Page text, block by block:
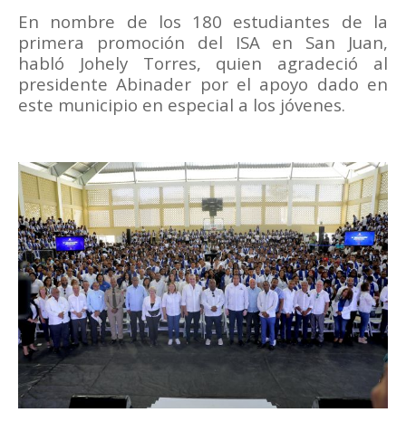
En nombre de los 180 estudiantes de la
primera promoción del ISA en San Juan,
habló Johely Torres, quien agradeció al
presidente Abinader por el apoyo dado en
este municipio en especial a los jóvenes.